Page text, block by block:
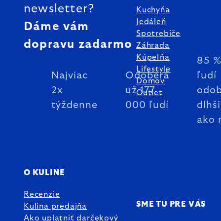
newsletter?
Dáme vám
dopravu zadarmo
Najviac
2x
týždenne
Odoberá
už 177
000 ľudí
85 %
ľudí
ako
Kuchyňa
Jedáleň
Spotrebiče
Záhrada
Kúpeľňa
Lifestyle
Domov
Outlet
O KULINE
Recenzie
Kulina predajňa
Ako uplatniť darčekový
SME TU PRE VÁS